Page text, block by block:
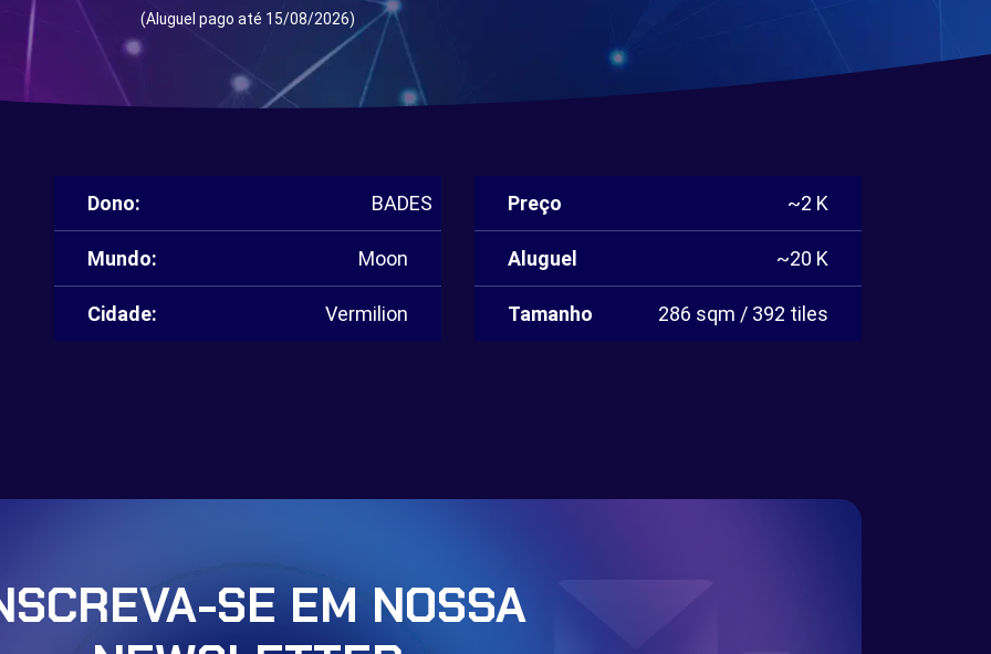
(Aluguel pago até 15/08/2026)
Dono: BADES
Mundo: Moon
Cidade: Vermilion
Preço ~2 K
Aluguel ~20 K
Tamanho 286 sqm / 392 tiles
SE EM NOSSA